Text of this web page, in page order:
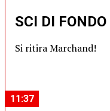
SCI DI FONDO
Si ritira Marchand!
11:37